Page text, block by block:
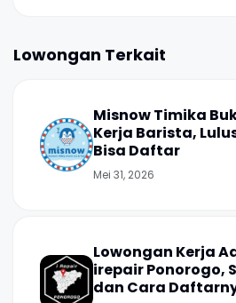
Lowongan Terkait
Misnow Timika
Kerja Barista,
Bisa Daftar
Mei 31, 2026
Lowongan Kerja
irepair Ponorogo,
dan Cara